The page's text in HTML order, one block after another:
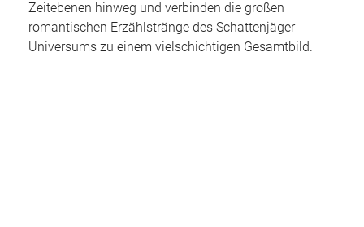
Zeitebenen hinweg und verbinden die großen
romantischen Erzählstränge des Schattenjäger-
Universums zu einem vielschichtigen Gesamtbild.